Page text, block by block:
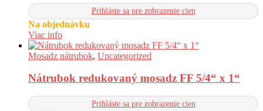
Prihláste sa pre zobrazenie cien
Na objednávku
Viac info
Mosadz nátrubok, Uncategorized
Nátrubok redukovaný mosadz FF 5/4“ x 1“
Prihláste sa pre zobrazenie cien